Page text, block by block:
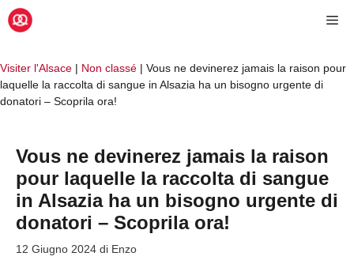
Vai
Visiter l'Alsace | Non classé | Vous ne devinerez jamais la raison pour
laquelle la raccolta di sangue in Alsazia ha un bisogno urgente di
donatori – Scoprila ora!
Vous ne devinerez jamais la raison
pour laquelle la raccolta di sangue
in Alsazia ha un bisogno urgente di
donatori – Scoprila ora!
12 Giugno 2024 di Enzo